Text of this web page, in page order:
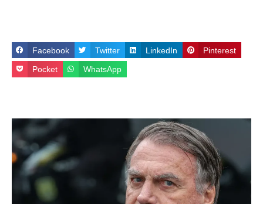
Facebook Twitter LinkedIn Pinterest
Pocket WhatsApp